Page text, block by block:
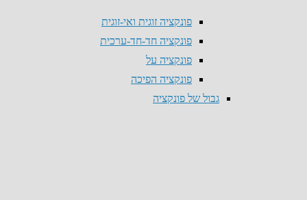
פונקציה זוגית ואי-זוגית
פונקציה חד-חד-ערכית
פונקציה על
פונקציה הפיכה
גבול של פונקציה